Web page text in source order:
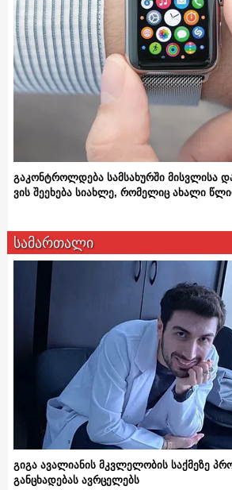
გაკონტროლდება სამსახურში მისვლისა
ვის შეეხება სიახლე, რომელიც ახალი
სამართალი
გიგა ავალიანის მკვლელობის საქმეზე
განცხადებას ავრცელებს